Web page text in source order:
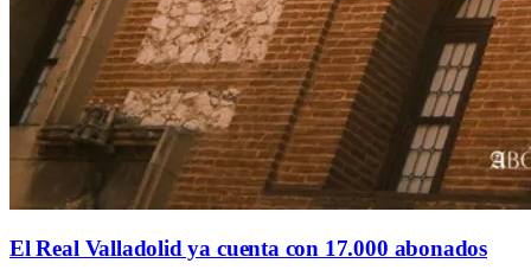
El Real Valladolid ya cuenta con 17.000 abonados